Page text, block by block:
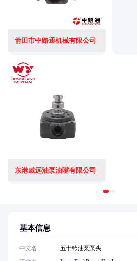
莆田市中路通机械有限公司
东港威远油泵油嘴有限公司
基本信息
中文名
五十铃油泵泵头